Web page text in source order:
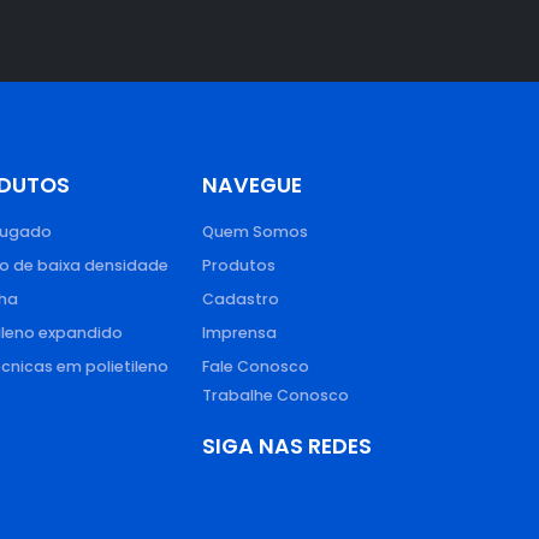
de baixa densidade​
expandido​
em polietileno
NAVEGUE
Quem Somos
Produtos
Cadastro
Imprensa
Fale Conosco
Trabalhe Conosco
SIGA NAS REDES